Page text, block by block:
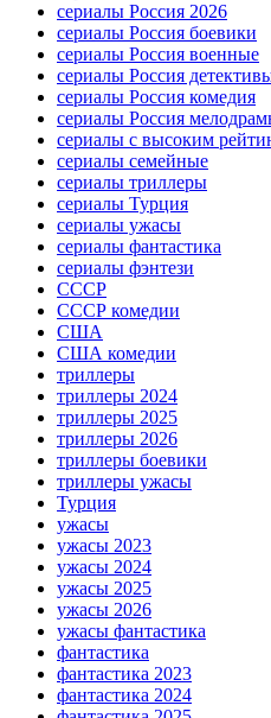
сериалы Россия 2026
сериалы Россия боевики
сериалы Россия военные
сериалы Россия
сериалы Россия комедия
сериалы Россия
сериалы с высоким
сериалы семейные
сериалы триллеры
сериалы Турция
сериалы ужасы
сериалы фантастика
сериалы фэнтези
СССР
СССР комедии
США
США комедии
триллеры
триллеры 2024
триллеры 2025
триллеры 2026
триллеры боевики
триллеры ужасы
Турция
ужасы
ужасы 2023
ужасы 2024
ужасы 2025
ужасы 2026
ужасы фантастика
фантастика
фантастика 2023
фантастика 2024